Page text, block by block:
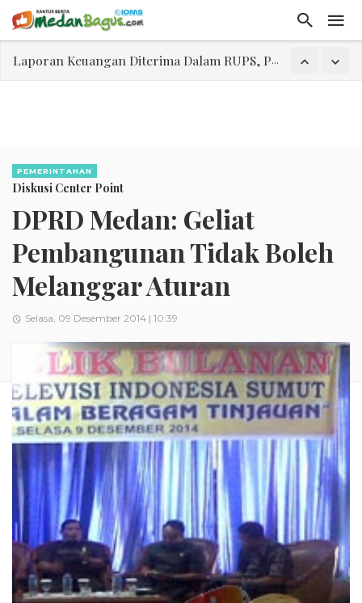
Laporan Keuangan Diterima Dalam RUPS, Pelaporan Hingga Penahanan Mantan Direktur PT GKS Dinilai Rancu
PEMERINTAHAN
Diskusi Center Point
DPRD Medan: Geliat
Pembangunan Tidak Boleh
Melanggar Aturan
Selasa, 09 Desember 2014 | 10:39